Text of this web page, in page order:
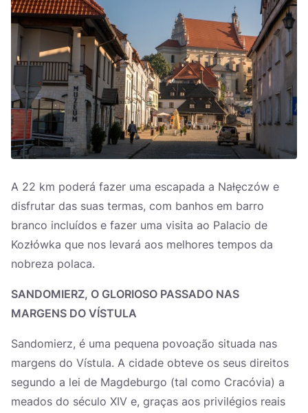
A 22 km poderá fazer uma escapada a Nałęczów e
disfrutar das suas termas, com banhos em barro
branco incluídos e fazer uma visita ao Palacio de
Kozłówka que nos levará aos melhores tempos da
nobreza polaca.
SANDOMIERZ, O GLORIOSO PASSADO NAS
MARGENS DO VÍSTULA
Sandomierz, é uma pequena povoação situada nas
margens do Vístula. A cidade obteve os seus direitos
segundo a lei de Magdeburgo (tal como Cracóvia) a
meados do século XIV e, graças aos privilégios reais